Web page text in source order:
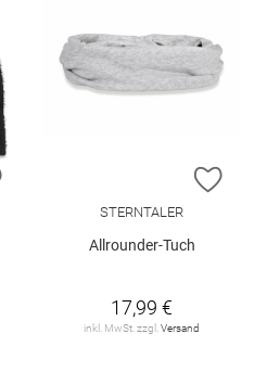
ZUR WUNSCHLISTE HINZUFÜGEN
ZUR
STERNTALER
Allrounder-Tuch
17,99 €
inkl. MwSt. zzgl. Versand